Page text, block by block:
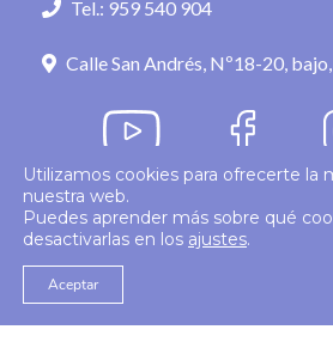
Tel.: 959 540 904
Calle San Andrés, Nº18-20,
© 2026 Colegio Enfermería Huelva
Utilizamos cookies para ofrecerte la
nuestra web.
Puedes aprender más sobre qué
desactivarlas en los ajustes.
Aceptar